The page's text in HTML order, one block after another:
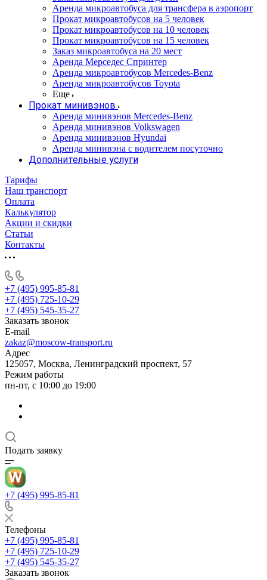
Аренда микроавтобуса для трансфера в аэропорт
Прокат микроавтобусов на 5 человек
Прокат микроавтобусов на 10 человек
Прокат микроавтобусов на 15 человек
Заказ микроавтобуса на 20 мест
Аренда Мерседес Спринтер
Аренда микроавтобусов Mercedes-Benz
Аренда микроавтобусов Toyota
Еще
Прокат минивэнов
Аренда минивэнов Mercedes-Benz
Аренда минивэнов Volkswagen
Аренда минивэнов Hyundai
Аренда минивэна с водителем посуточно
Дополнительные услуги
Тарифы
Наш транспорт
Оплата
Калькулятор
Акции и скидки
Статьи
Контакты
+7 (495) 995-85-81
+7 (495) 725-10-29
+7 (495) 545-35-27
Заказать звонок
E-mail
zakaz@moscow-transport.ru
Адрес
125057, Москва, Ленинградский проспект, 57
Режим работы
пн-пт, с 10:00 до 19:00
Подать заявку
+7 (495) 995-85-81
Телефоны
+7 (495) 995-85-81
+7 (495) 725-10-29
+7 (495) 545-35-27
Заказать звонок